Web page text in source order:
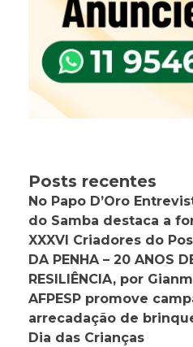
Posts recentes
No Papo D’Oro
do Samba destaca a
XXXVI Criadores do
DA PENHA – 20 ANOS
RESILIÊNCIA, por
AFPESP promove
arrecadação de
Dia das Crianças